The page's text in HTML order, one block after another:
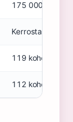
175 000 €
Kerrostalo
119 kohdetta
112 kohdetta